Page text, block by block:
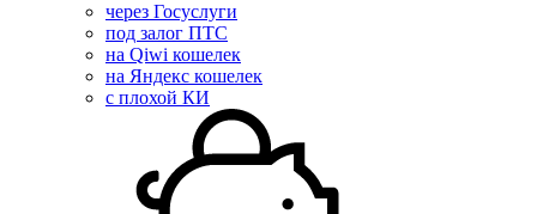
через Госуслуги
под залог ПТС
на Qiwi кошелек
на Яндекс кошелек
с плохой КИ